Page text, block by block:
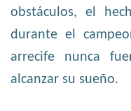
obstáculos, el
durante el
arrecife nunca
alcanzar su sueño.